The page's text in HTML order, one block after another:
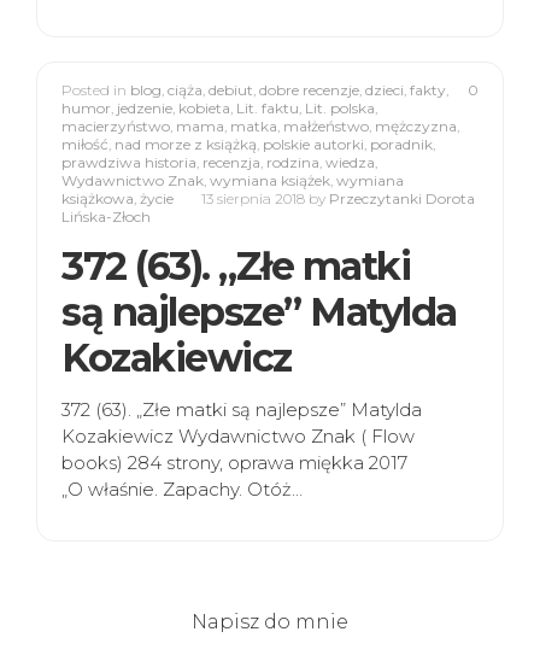
0
Posted in blog, ciąża, debiut, dobre recenzje, dzieci, fakty,
humor, jedzenie, kobieta, Lit. faktu, Lit. polska,
macierzyństwo, mama, matka, małżeństwo, mężczyzna,
miłość, nad morze z książką, polskie autorki, poradnik,
prawdziwa historia, recenzja, rodzina, wiedza,
Wydawnictwo Znak, wymiana książek, wymiana
książkowa, życie 13 sierpnia 2018 by Przeczytanki Dorota
Lińska-Złoch
372 (63). „Złe matki
są najlepsze” Matylda
Kozakiewicz
372 (63). „Złe matki są najlepsze” Matylda
Kozakiewicz Wydawnictwo Znak ( Flow
books) 284 strony, oprawa miękka 2017
„O właśnie. Zapachy. Otóż…
Napisz do mnie